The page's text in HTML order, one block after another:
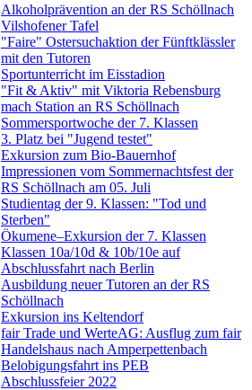
Alkoholprävention an der RS Schöllnach
Vilshofener Tafel
"Faire" Ostersuchaktion der Fünftklässler
mit den Tutoren
Sportunterricht im Eisstadion
"Fit & Aktiv" mit Viktoria Rebensburg
mach Station an RS Schöllnach
Sommersportwoche der 7. Klassen
3. Platz bei "Jugend testet"
Exkursion zum Bio-Bauernhof
Impressionen vom Sommernachtsfest der
RS Schöllnach am 05. Juli
Studientag der 9. Klassen: "Tod und
Sterben"
Ökumene–Exkursion der 7. Klassen
Klassen 10a/10d & 10b/10e auf
Abschlussfahrt nach Berlin
Ausbildung neuer Tutoren an der RS
Schöllnach
Exkursion ins Keltendorf
fair Trade und WerteAG: Ausflug zum fair
Handelshaus nach Amperpettenbach
Belobigungsfahrt ins PEB
Abschlussfeier 2022